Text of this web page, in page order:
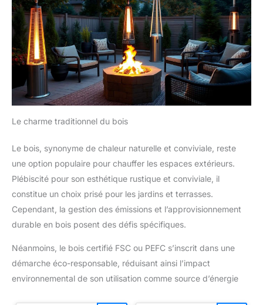
mémoire).
Le charme traditionnel du bois
Le bois, synonyme de chaleur naturelle et conviviale, reste
une option populaire pour chauffer les espaces extérieurs.
Plébiscité pour son esthétique rustique et conviviale, il
constitue un choix prisé pour les jardins et terrasses.
Cependant, la gestion des émissions et l’approvisionnement
durable en bois posent des défis spécifiques.
Néanmoins, le bois certifié FSC ou PEFC s’inscrit dans une
démarche éco-responsable, réduisant ainsi l’impact
environnemental de son utilisation comme source d’énergie